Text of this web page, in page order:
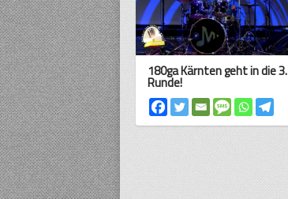
180ga Kärnten geht in die 3.
Runde!